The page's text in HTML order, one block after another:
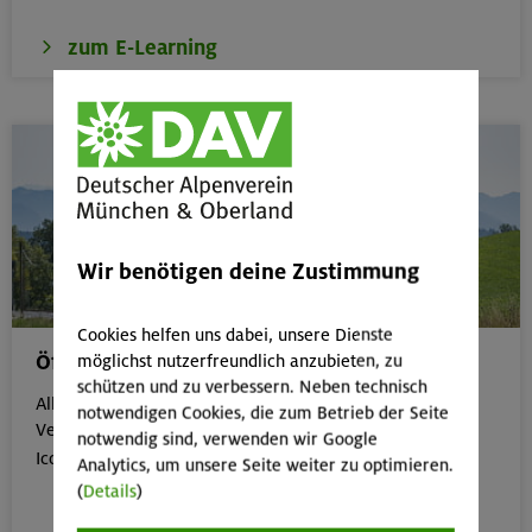
zum E-Learning
Öffentliche Anreise
Alle Veranstaltungen, die gut mit öffentlichen
Verkehrsmitteln erreichbar sind, erkennst du an dem
Icon:

Wir benötigen deine Zustimmung
Cookies helfen uns dabei, unsere Dienste
möglichst nutzerfreundlich anzubieten, zu
schützen und zu verbessern. Neben technisch
notwendigen Cookies, die zum Betrieb der Seite
notwendig sind, verwenden wir Google
Analytics, um unsere Seite weiter zu optimieren.
(Details)